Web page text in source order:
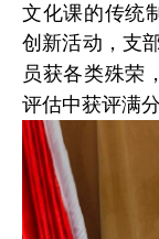
文化课的传统
创新活动，支
员获各类殊荣
评估中获评满分